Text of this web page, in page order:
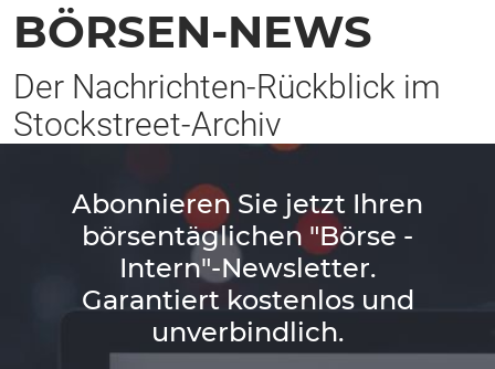
BÖRSEN-NEWS
Der Nachrichten-Rückblick im
Stockstreet-Archiv
Abonnieren Sie jetzt Ihren
börsentäglichen "Börse -
Intern"-Newsletter.
Garantiert kostenlos und
unverbindlich.